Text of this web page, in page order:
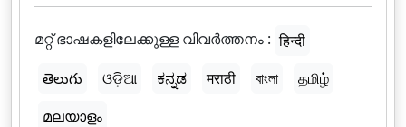
മറ്റ് ഭാഷകളിലേക്കുള്ള വിവർത്തനം : हिन्दी
తెలుగు
ଓଡ଼ିଆ ಕನ್ನಡ मराठी বাংলা
தமிழ்
മലയാളം